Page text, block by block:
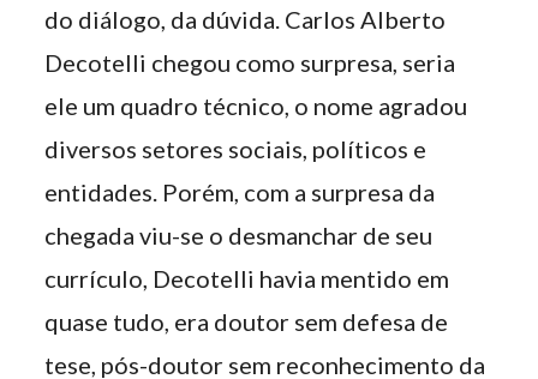
do diálogo, da dúvida. Carlos Alberto
Decotelli chegou como surpresa, seria
ele um quadro técnico, o nome agradou
diversos setores sociais, políticos e
entidades. Porém, com a surpresa da
chegada viu-se o desmanchar de seu
currículo, Decotelli havia mentido em
quase tudo, era doutor sem defesa de
tese, pós-doutor sem reconhecimento da